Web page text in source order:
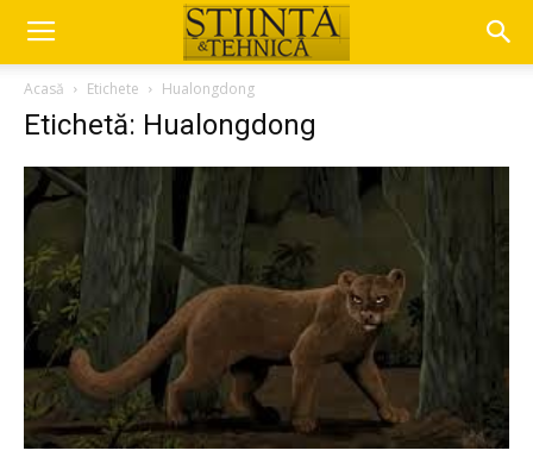
Acasă Etichete Hualongdong
Etichetă: Hualongdong